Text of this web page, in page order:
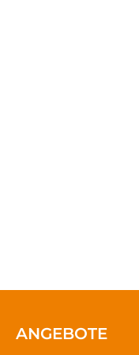
ANGEBOTE